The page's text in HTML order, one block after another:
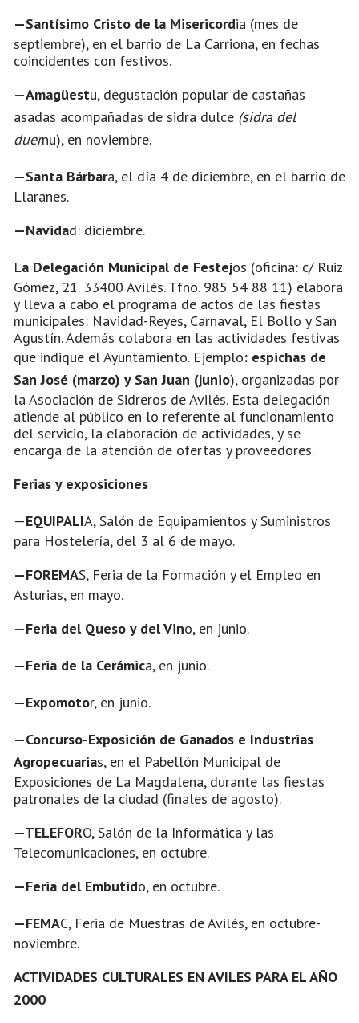
—Santísimo Cristo de la Misericordia (mes de
septiembre), en el barrio de La Carriona, en fechas
coincidentes con festivos.
—Amagüestu, degustación popular de castañas
asadas acompañadas de sidra dulce (sidra del
duernu), en noviembre.
—Santa Bárbara, el día 4 de diciembre, en el barrio de
Llaranes.
—Navidad: diciembre.
La Delegación Municipal de Festejos (oficina: c/ Ruiz
Gómez, 21. 33400 Avilés. Tfno. 985 54 88 11) elabora
y lleva a cabo el programa de actos de las fiestas
municipales: Navidad-Reyes, Carnaval, El Bollo y San
Agustín. Además colabora en las actividades festivas
que indique el Ayuntamiento. Ejemplo: espichas de
San José (marzo) y San Juan (junio), organizadas por
la Asociación de Sidreros de Avilés. Esta delegación
atiende al público en lo referente al funcionamiento
del servicio, la elaboración de actividades, y se
encarga de la atención de ofertas y proveedores.
Ferias y exposiciones
—EQUIPALIA, Salón de Equipamientos y Suministros
para Hostelería, del 3 al 6 de mayo.
—FOREMAS, Feria de la Formación y el Empleo en
Asturias, en mayo.
—Feria del Queso y del Vino, en junio.
—Feria de la Cerámica, en junio.
—Expomotor, en junio.
—Concurso-Exposición de Ganados e Industrias
Agropecuarias, en el Pabellón Municipal de
Exposiciones de La Magdalena, durante las fiestas
patronales de la ciudad (finales de agosto).
—TELEFORO, Salón de la Informática y las
Telecomunicaciones, en octubre.
—Feria del Embutido, en octubre.
—FEMAC, Feria de Muestras de Avilés, en octubre-
noviembre.
ACTIVIDADES CULTURALES EN AVILES PARA EL AÑO
2000